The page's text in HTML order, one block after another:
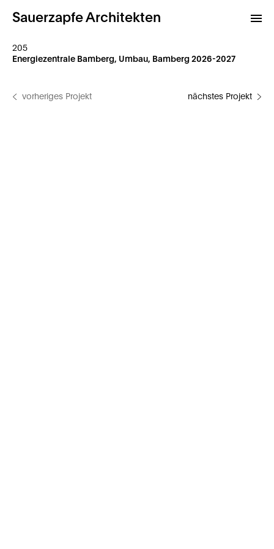
Sauerzapfe Architekten
Archiv
205
Energiezentrale Bamberg, Umbau, Bamberg 2026-2027
vorheriges Projekt nächstes Projekt